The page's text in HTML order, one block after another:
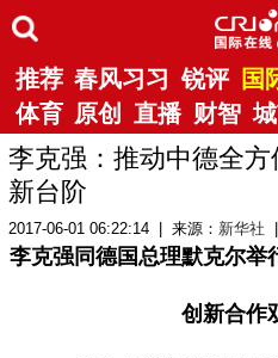
推荐 春风习习 锐评 国
体育 原创 直播 财智
李克强：推动中德全
新台阶
2017-06-01 06:22:14 | 来源： 新华社
李克强同德国总理默克尔举
创新合作